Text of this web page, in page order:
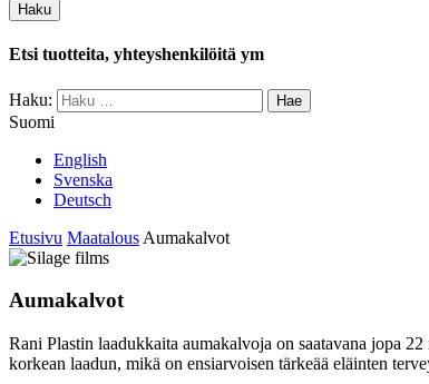
Haku
Etsi tuotteita, yhteyshenkilöitä ym
Haku:
Suomi
English
Svenska
Deutsch
Etusivu Maatalous Aumakalvot
Aumakalvot
Rani Plastin laadukkaita aumakalvoja on saatavana jopa
korkean laadun, mikä on ensiarvoisen tärkeää eläinten